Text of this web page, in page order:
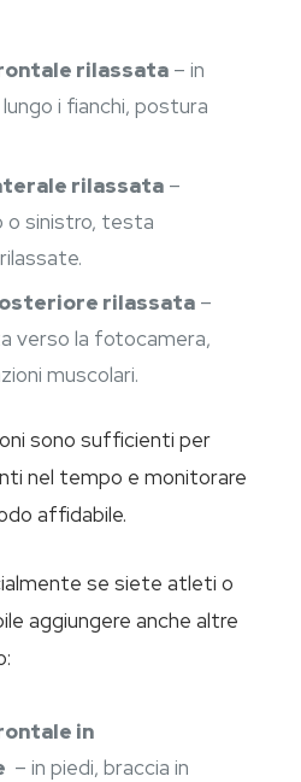
rilassata – in
i fianchi, postura
rilassata –
o sinistro, testa
rilassata –
verso la fotocamera,
muscolari.
sono sufficienti per
nel tempo e monitorare
affidabile.
se siete atleti o
aggiungere anche altre
in
– in piedi, braccia in